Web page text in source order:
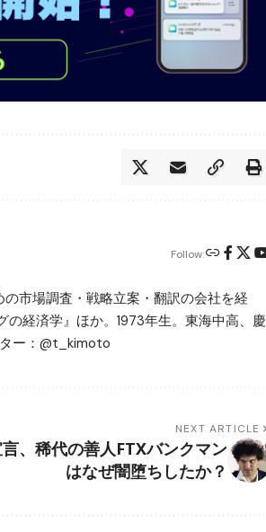
Follow:
市場調査・戦略立案・翻訳の会社を経
経済学』ほか。1973年生。東海中高、慶
ー：@t_kimoto
NEXT ARTICLE
、稀代の善人FTXバンクマン
はなぜ闇堕ちしたか？